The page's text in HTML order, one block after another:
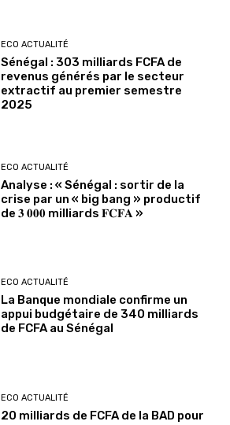
ECO ACTUALITÉ
Sénégal : 303 milliards FCFA de
revenus générés par le secteur
extractif au premier semestre
2025
ECO ACTUALITÉ
Analyse : « Sénégal : sortir de la
crise par un « big bang » productif
de 𝟑 𝟎𝟎𝟎 milliards 𝐅𝐂𝐅𝐀 »
ECO ACTUALITÉ
La Banque mondiale confirme un
appui budgétaire de 340 milliards
de FCFA au Sénégal
ECO ACTUALITÉ
20 milliards de FCFA de la BAD pour